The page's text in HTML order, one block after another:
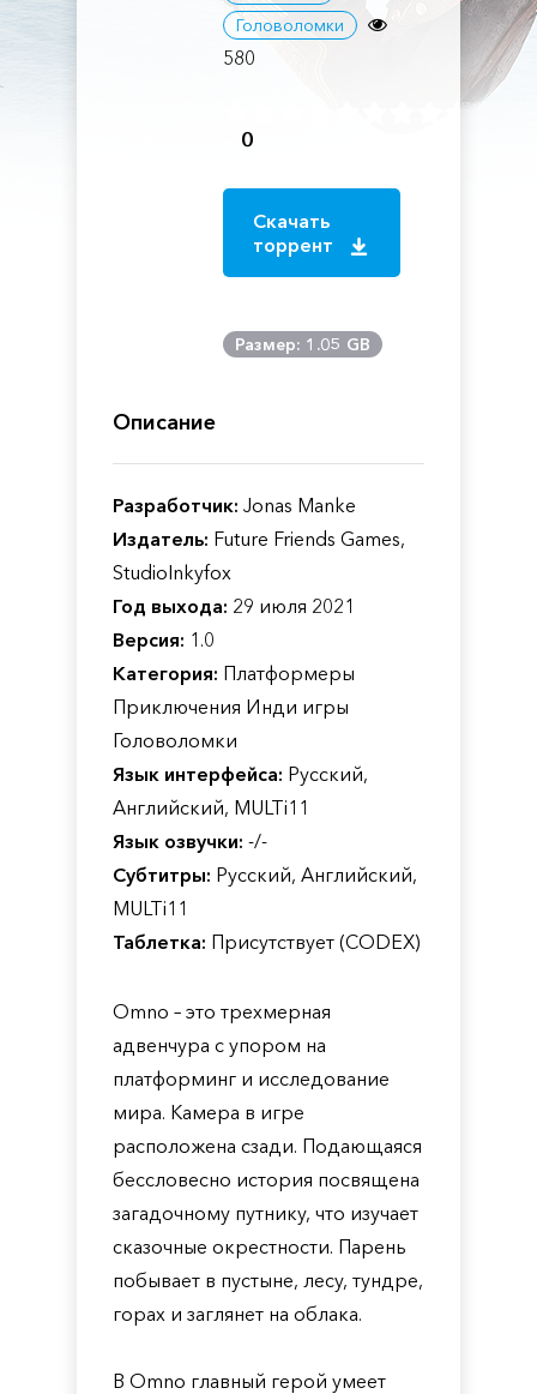
Головоломки
580
0
Скачать
торрент
Размер: 1.05 GB
Описание
Разработчик: Jonas Manke
Издатель: Future Friends Games,
StudioInkyfox
Год выхода: 29 июля 2021
Версия: 1.0
Категория: Платформеры
Приключения Инди игры
Головоломки
Язык интерфейса: Русский,
Английский, MULTi11
Язык озвучки: -/-
Субтитры: Русский, Английский,
MULTi11
Таблетка: Присутствует (CODEX)
Omno – это трехмерная
адвенчура с упором на
платформинг и исследование
мира. Камера в игре
расположена сзади. Подающаяся
бессловесно история посвящена
загадочному путнику, что изучает
сказочные окрестности. Парень
побывает в пустыне, лесу, тундре,
горах и заглянет на облака.
В Omno главный герой умеет